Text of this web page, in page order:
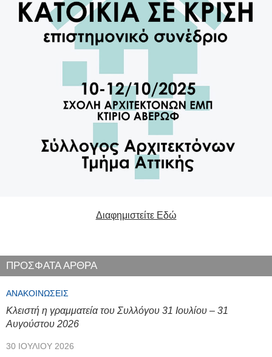
Διαφημιστείτε Εδώ
ΠΡΟΣΦΑΤΑ ΑΡΘΡΑ
ΑΝΑΚΟΙΝΏΣΕΙΣ
Κλειστή η γραμματεία του Συλλόγου 31 Ιουλίου – 31
Αυγούστου 2026
30 ΙΟΥΛΊΟΥ 2026